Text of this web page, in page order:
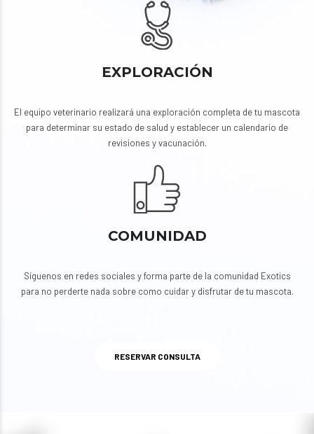
EXPLORACIÓN
El equipo veterinario realizará una exploración completa de tu mascota
para determinar su estado de salud y establecer un calendario de
revisiones y vacunación.
COMUNIDAD
Síguenos en redes sociales y forma parte de la comunidad Exotics
para no perderte nada sobre como cuidar y disfrutar de tu mascota.
RESERVAR CONSULTA